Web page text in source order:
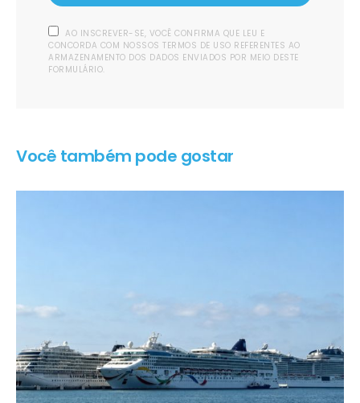
AO INSCREVER-SE, VOCÊ CONFIRMA QUE LEU E
CONCORDA COM NOSSOS TERMOS DE USO REFERENTES AO
ARMAZENAMENTO DOS DADOS ENVIADOS POR MEIO DESTE
FORMULÁRIO.
Você também pode gostar